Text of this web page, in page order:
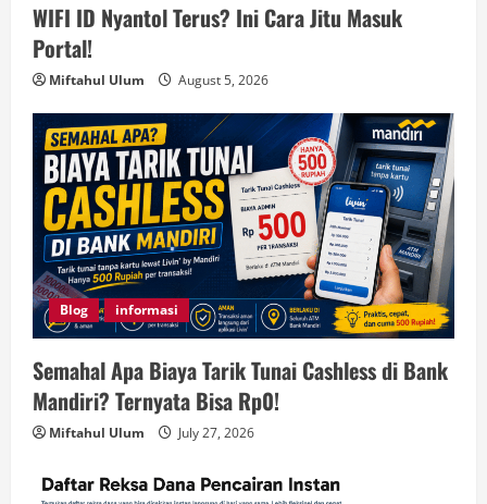
WIFI ID Nyantol Terus? Ini Cara Jitu Masuk
Portal!
Miftahul Ulum August 5, 2026
Blog informasi
Semahal Apa Biaya Tarik Tunai Cashless di Bank
Mandiri? Ternyata Bisa Rp0!
Miftahul Ulum July 27, 2026